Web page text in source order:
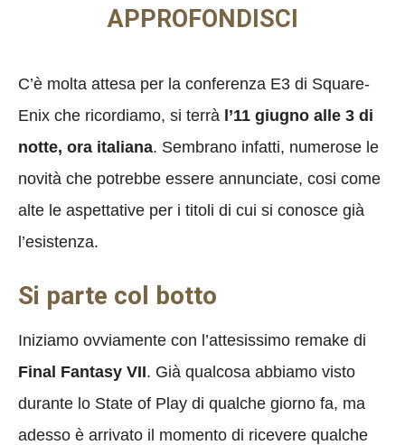
APPROFONDISCI
C’è molta attesa per la conferenza E3 di Square-
Enix che ricordiamo, si terrà l’11 giugno alle 3 di
notte, ora italiana. Sembrano infatti, numerose le
novità che potrebbe essere annunciate, cosi come
alte le aspettative per i titoli di cui si conosce già
l’esistenza.
Si parte col botto
Iniziamo ovviamente con l’attesissimo remake di
Final Fantasy VII. Già qualcosa abbiamo visto
durante lo State of Play di qualche giorno fa, ma
adesso è arrivato il momento di ricevere qualche